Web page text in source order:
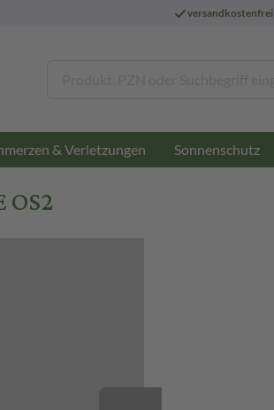
versandkostenfrei
& Verletzungen Sonnenschutz
OS2